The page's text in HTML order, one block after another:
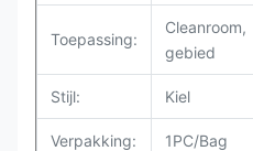
Toepassing:
Cleanroom,
gebied
Stijl: Kiel
Verpakking: 1PC/Bag